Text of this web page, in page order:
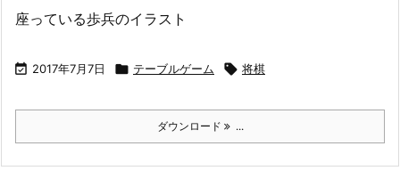
座っている歩兵のイラスト
 2017年7月7日  テーブルゲーム  将棋
ダウンロード ...